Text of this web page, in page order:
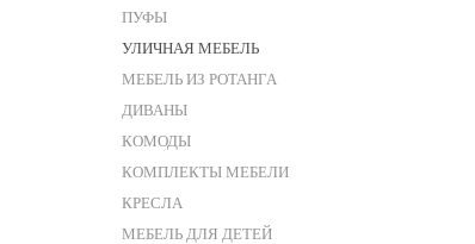
ПУФЫ
УЛИЧНАЯ МЕБЕЛЬ
МЕБЕЛЬ ИЗ РОТАНГА
ДИВАНЫ
КОМОДЫ
КОМПЛЕКТЫ МЕБЕЛИ
КРЕСЛА
МЕБЕЛЬ ДЛЯ ДЕТЕЙ